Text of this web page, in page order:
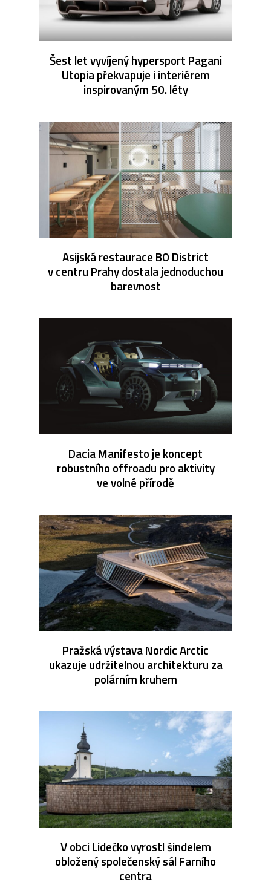
Šest let vyvíjený hypersport Pagani
Utopia překvapuje i interiérem
inspirovaným 50. léty
Asijská restaurace BO District
v centru Prahy dostala jednoduchou
barevnost
Dacia Manifesto je koncept
robustního offroadu pro aktivity
ve volné přírodě
Pražská výstava Nordic Arctic
ukazuje udržitelnou architekturu za
polárním kruhem
V obci Lidečko vyrostl šindelem
obložený společenský sál Farního
centra